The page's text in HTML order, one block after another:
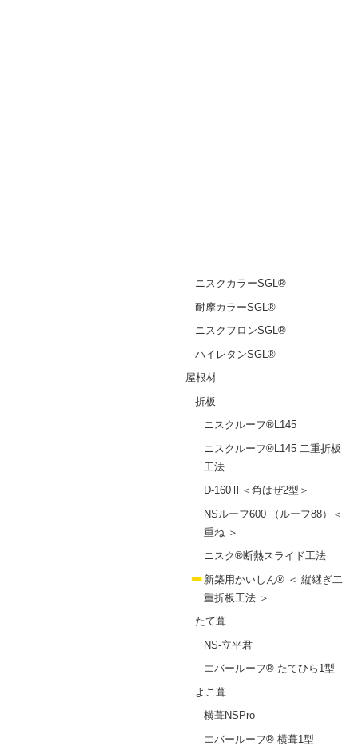
ニスクカラーSGL®
耐摩カラーSGL®
ニスクフロンSGL®
ハイレタンSGL®
屋根材
折板
ニスクルーフ®L145
ニスクルーフ®L145 二重折板
工法
D-160Ⅱ＜角はぜ2型＞
NSルーフ600 （ルーフ88）＜
重ね ＞
ニスク®断熱スライド工法
新築用かいしん® ＜ 縦継ぎ二
重折板工法 ＞
たて葺
NS-立平君
エバールーフ® たてひら1型
よこ葺
横葺NSPro
エバールーフ® 横葺1型